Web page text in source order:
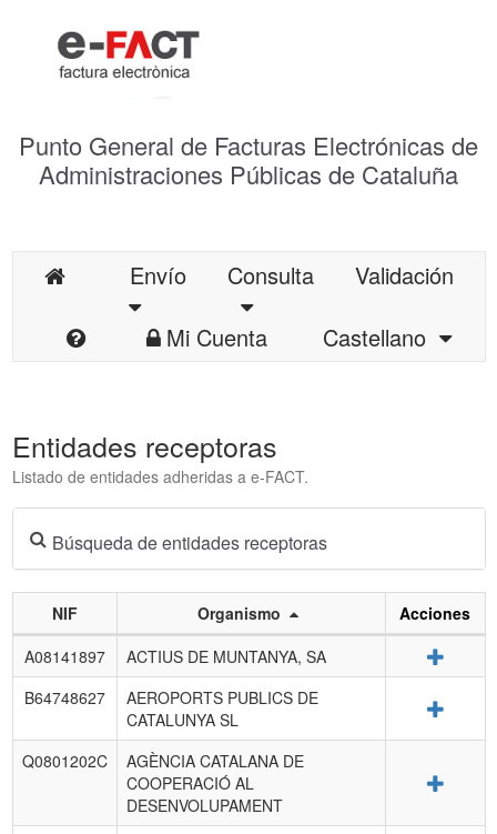
Punto General de Facturas Electrónicas de
Administraciones Públicas de Cataluña
Envío Consulta
Validación
Mi Cuenta
Castellano
Entidades receptoras
Listado de entidades adheridas a e-FACT.
Búsqueda de entidades receptoras
Listado
de
entidades
NIF Organismo
Acciones
A08141897
ACTIUS DE MUNTANYA, SA
B64748627
AEROPORTS PUBLICS DE
CATALUNYA SL
Q0801202C
AGÈNCIA CATALANA DE
COOPERACIÓ AL
DESENVOLUPAMENT